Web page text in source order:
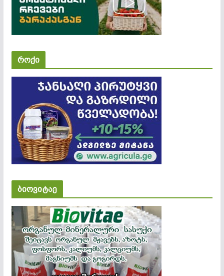
როქი
ბიოვიტაე